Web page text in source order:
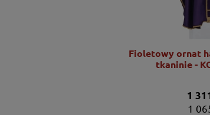
Fioletowy ornat
tkaninie -
1
1